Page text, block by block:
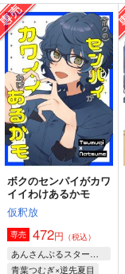
おなじゆめをみてる
真実の味
597円（税込）
青葉つむぎ×逆先夏目
サンプル
作品詳細
ボクのセンパイがカワ
イイわけあるかモ
仮釈放
専売 472円 （税込）
あんさんぶるスターズ！
青葉つむぎ×逆先夏目